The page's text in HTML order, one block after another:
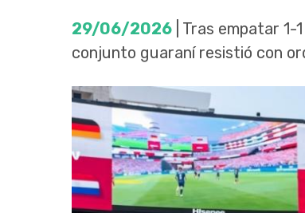
29/06/2026 | Tras empatar
conjunto guaraní resistió con